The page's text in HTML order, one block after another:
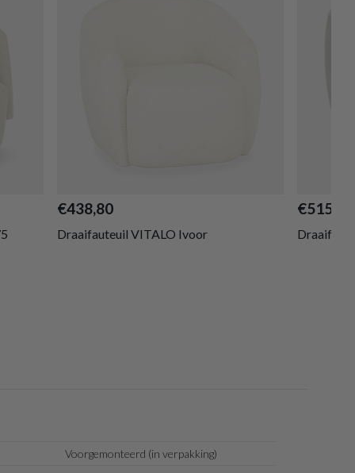
€438,80
Draaifauteuil VITALO Ivoor
€515,20
Voorgemonteerd (in verpakking)